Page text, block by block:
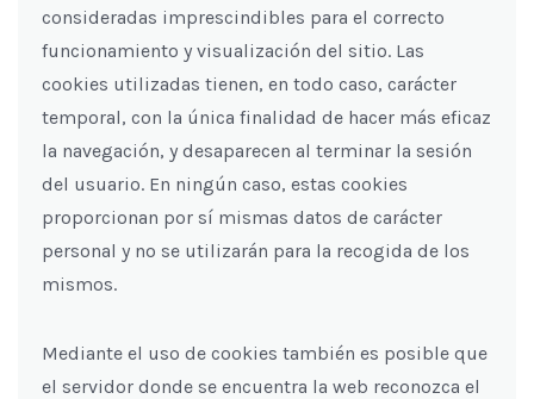
consideradas imprescindibles para el correcto
funcionamiento y visualización del sitio. Las
cookies utilizadas tienen, en todo caso, carácter
temporal, con la única finalidad de hacer más eficaz
la navegación, y desaparecen al terminar la sesión
del usuario. En ningún caso, estas cookies
proporcionan por sí mismas datos de carácter
personal y no se utilizarán para la recogida de los
mismos.
Mediante el uso de cookies también es posible que
el servidor donde se encuentra la web reconozca el